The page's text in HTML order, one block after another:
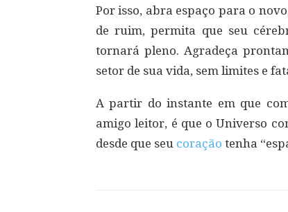
Por isso, abra espaço para o
de ruim, permita que seu
tornará pleno. Agradeça
setor de sua vida, sem limites e
A partir do instante em que
amigo leitor, é que o Universo
desde que seu coração tenha